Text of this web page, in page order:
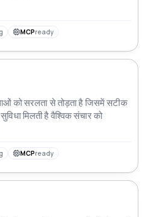
MCPready
को सरलता से तोड़ता है जिसमें सटीक
मिलती है वैश्विक संचार को
MCPready